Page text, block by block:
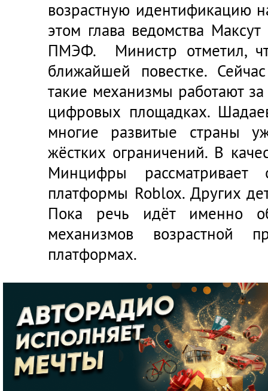
возрастную идентификацию
этом глава ведомства
ПМЭФ. Министр отметил,
ближайшей повестке.
такие механизмы работают
цифровых площадках.
многие развитые страны
жёстких ограничений. В
Минцифры
платформы Roblox. Других
Пока речь идёт именно
механизмов возрастной
платформах.